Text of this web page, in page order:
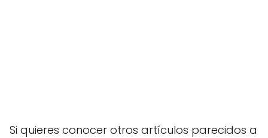
Si quieres conocer otros artículos parecidos a